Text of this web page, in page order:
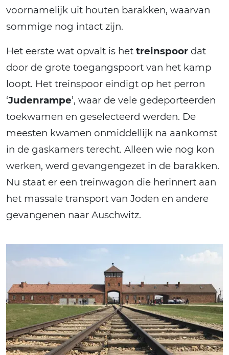
voornamelijk uit houten barakken, waarvan
sommige nog intact zijn.
Het eerste wat opvalt is het treinspoor dat
door de grote toegangspoort van het kamp
loopt. Het treinspoor eindigt op het perron
‘Judenrampe’, waar de vele gedeporteerden
toekwamen en geselecteerd werden. De
meesten kwamen onmiddellijk na aankomst
in de gaskamers terecht. Alleen wie nog kon
werken, werd gevangengezet in de barakken.
Nu staat er een treinwagon die herinnert aan
het massale transport van Joden en andere
gevangenen naar Auschwitz.